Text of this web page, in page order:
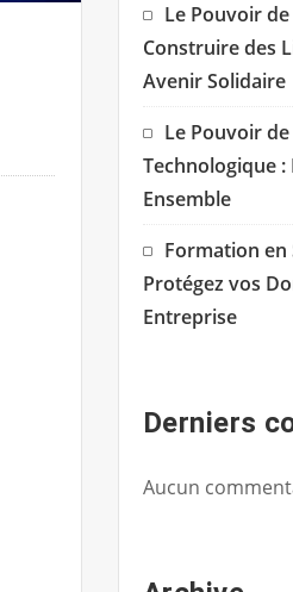
Le Pouvoir
Construire des
Avenir Solidaire
Le Pouvoir
Technologique :
Ensemble
Formation
Protégez vos
Entreprise
Derniers
Aucun